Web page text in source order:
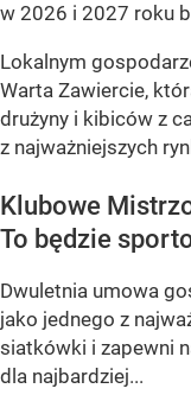
w 2026 i 2027 roku
Lokalnym
Warta Zawiercie,
drużyny i kibiców z
z najważniejszych
Klubowe
To będzie
Dwuletnia umowa
jako jednego z
siatkówki i zapewni
dla najbardziej...